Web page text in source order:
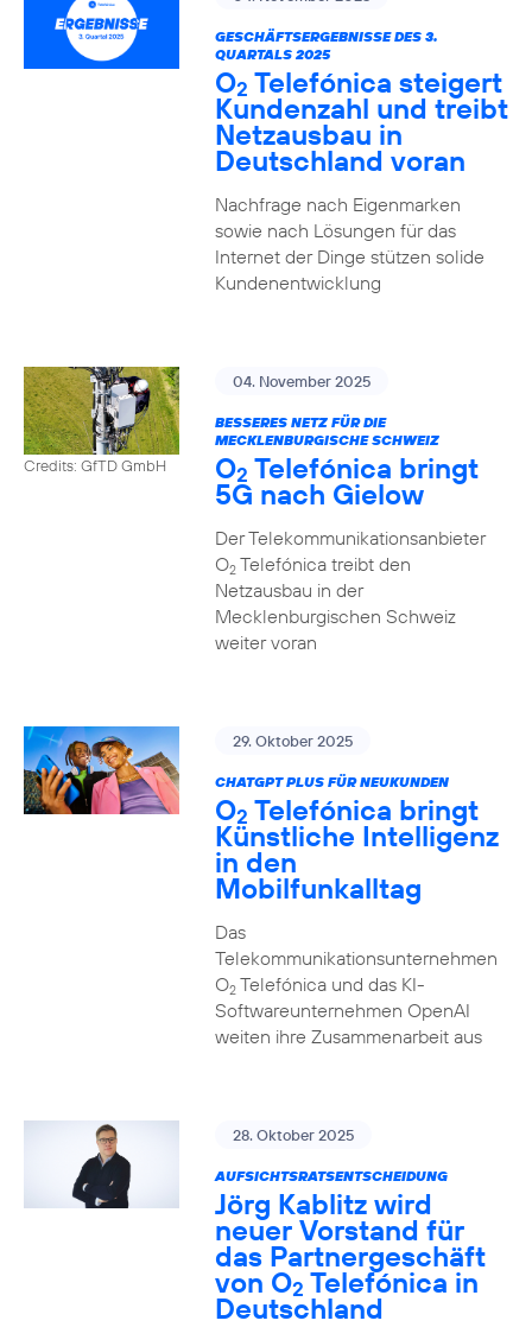
GESCHÄFTSERGEBNISSE DES 3.
QUARTALS 2025
O2 Telefónica steigert
Kundenzahl und treibt
Netzausbau in
Deutschland voran
Nachfrage nach Eigenmarken
sowie nach Lösungen für das
Internet der Dinge stützen solide
Kundenentwicklung
Credits: GfTD GmbH
04. November 2025
BESSERES NETZ FÜR DIE
MECKLENBURGISCHE SCHWEIZ
O2 Telefónica bringt
5G nach Gielow
Der Telekommunikationsanbieter
O2Telefónica treibt den
Netzausbau in der
Mecklenburgischen Schweiz
weiter voran
29. Oktober 2025
CHATGPT PLUS FÜR NEUKUNDEN
O2 Telefónica bringt
Künstliche Intelligenz
in den
Mobilfunkalltag
Das
Telekommunikationsunternehmen
O2Telefónica und das KI-
Softwareunternehmen OpenAI
weiten ihre Zusammenarbeit aus
28. Oktober 2025
AUFSICHTSRATSENTSCHEIDUNG
Jörg Kablitz wird
neuer Vorstand für
das Partnergeschäft
von O2 Telefónica in
Deutschland